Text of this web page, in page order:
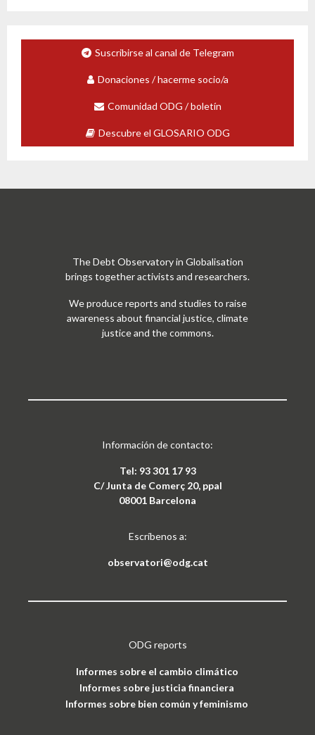
Suscribirse al canal de Telegram
Donaciones / hacerme socio/a
Comunidad ODG / boletín
Descubre el GLOSARIO ODG
The Debt Observatory in Globalisation
brings together activists and researchers.
We produce reports and studies to raise
awareness about financial justice, climate
justice and the commons.
Información de contacto:
Tel: 93 301 17 93
C/ Junta de Comerç 20, ppal
08001 Barcelona
Escríbenos a:
observatori@odg.cat
ODG reports
Informes sobre el cambio climático
Informes sobre justicia financiera
Informes sobre bien común y feminismo